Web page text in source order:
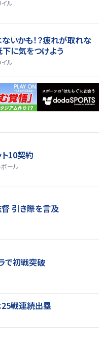
イル
いかも！？疲れが取れな
に気をつけよう
イル
10契約
ボール
引き際を言及
で初戦突破
25戦連続出塁